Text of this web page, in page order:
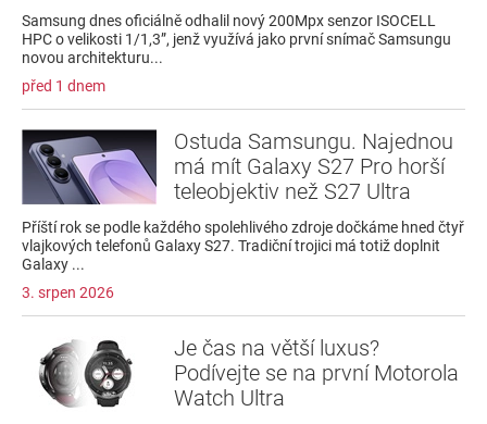
Samsung dnes oficiálně odhalil nový 200Mpx senzor ISOCELL
HPC o velikosti 1/1,3”, jenž využívá jako první snímač Samsungu
novou architekturu...
před 1 dnem
Ostuda Samsungu. Najednou
má mít Galaxy S27 Pro horší
teleobjektiv než S27 Ultra
Příští rok se podle každého spolehlivého zdroje dočkáme hned čtyř
vlajkových telefonů Galaxy S27. Tradiční trojici má totiž doplnit
Galaxy ...
3. srpen 2026
Je čas na větší luxus?
Podívejte se na první Motorola
Watch Ultra